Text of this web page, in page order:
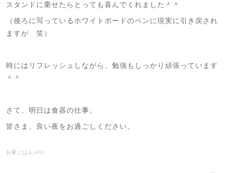
スタンドに乗せたらとっても喜んでくれました＾＾
（後ろに写っているホワイトボードのペンに現実に引き戻され
ますが 笑）
時にはリフレッシュしながら、勉強もしっかり頑張っています
＾＾
さて、明日は食器の仕事。
皆さま、良い夜をお過ごしください。
お家ごはん (41 )